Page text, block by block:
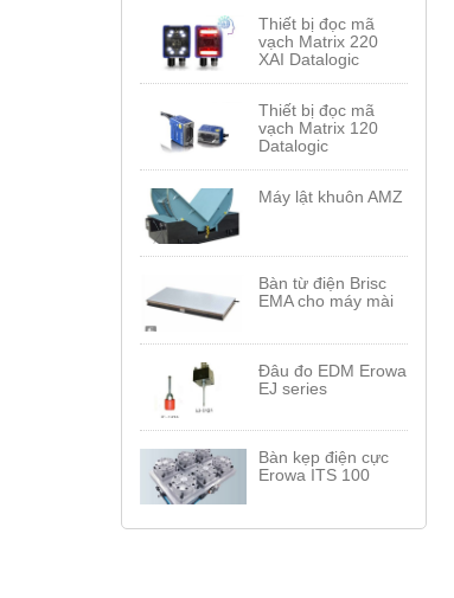
Thiết bị đọc mã
vạch Matrix 220
XAI Datalogic
Thiết bị đọc mã
vạch Matrix 120
Datalogic
Máy lật khuôn AMZ
Bàn từ điện Brisc
EMA cho máy mài
Đâu đo EDM Erowa
EJ series
Bàn kẹp điện cực
Erowa ITS 100